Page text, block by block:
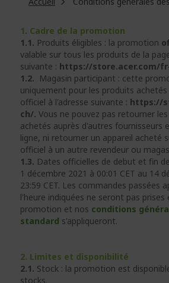
1. Cadre de la promotion
1.1. Produits éligibles : la promotion
valable sur tous les produits de la
suivante : https://store.acer.com/
1.2. Magasin participant : cette
uniquement pour les produits achetés
officiel à l'adresse suivante : https://
ch/. Vous ne pouvez pas retourner
achetés auprès d'autres fournisseurs
ligne, ni retourner un appareil acheté
officiel à un autre revendeur ou
1.3. Dates officielles de debut et fin
1 décembre 2021 à 00:01 CET au 14
23:59 CET. Les commandes passées
l'heure indiquées ne seront pas
promotion et nos conditions
standard s'appliqueront.
2. Limites et disponibilité
2.1. Stock : la promotion est
stocks.